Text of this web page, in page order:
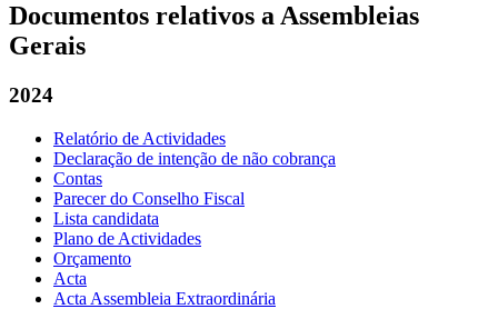
Documentos relativos a Assembleias
Gerais
2024
Relatório de Actividades
Declaração de intenção de não cobrança
Contas
Parecer do Conselho Fiscal
Lista candidata
Plano de Actividades
Orçamento
Acta
Acta Assembleia Extraordinária